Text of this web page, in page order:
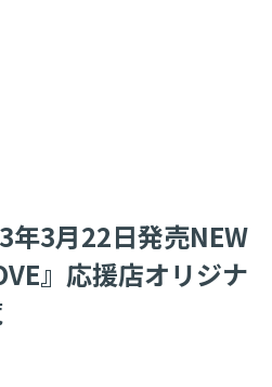
年3月22日発売NEW
』応援店オリジナ